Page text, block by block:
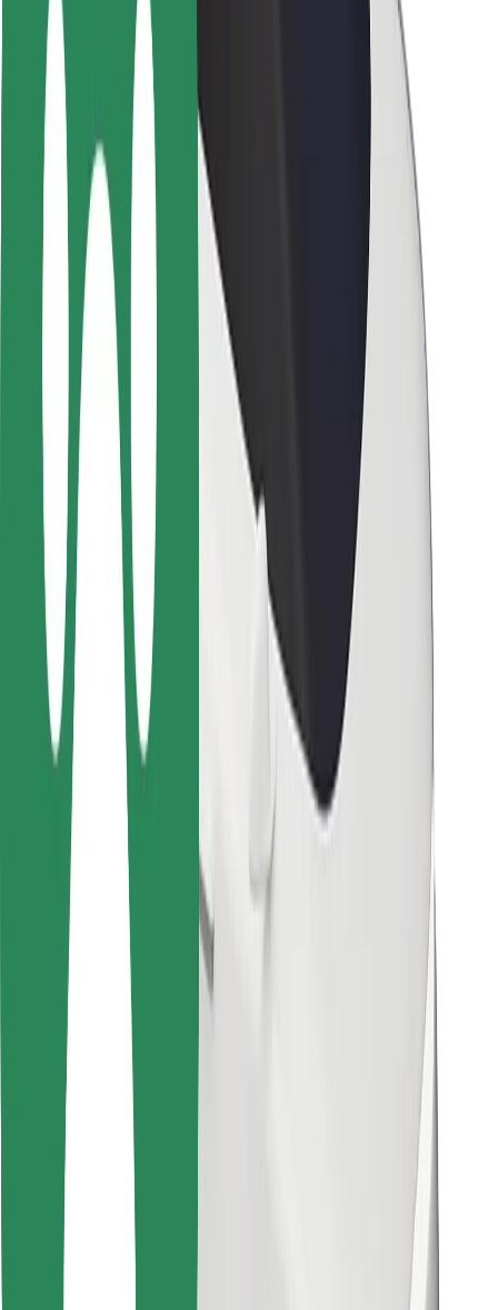
Segurança dos passageiros
Segurança dos motoristas
Segurança das trotinetes
Safety Lab
Cidades
Localizações
Soluções para as cidades
Aeroportos
Estações de carregamento da Bolt
Ajuda
Para passageiros
Para motoristas
Para estafetas
Bolt Food
Para gestores de frota
Para restaurantes
Bolt for Business
Outros
Fornecedores
Termos & Condições
Segurança
Uma viagem em poucos minutos!
Instalar app da Bolt
Encontra o teu prato favorito!